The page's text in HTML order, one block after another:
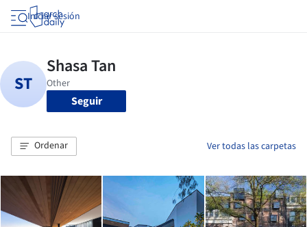
Iniciar sesión
Seguir
Ordenar Ver todas las carpetas